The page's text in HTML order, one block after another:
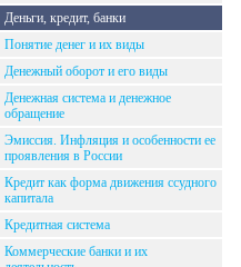
Деньги, кредит, банки
Понятие денег и их виды
Денежный оборот и его виды
Денежная система и денежное
обращение
Эмиссия. Инфляция и особенности ее
проявления в России
Кредит как форма движения ссудного
капитала
Кредитная система
Коммерческие банки и их